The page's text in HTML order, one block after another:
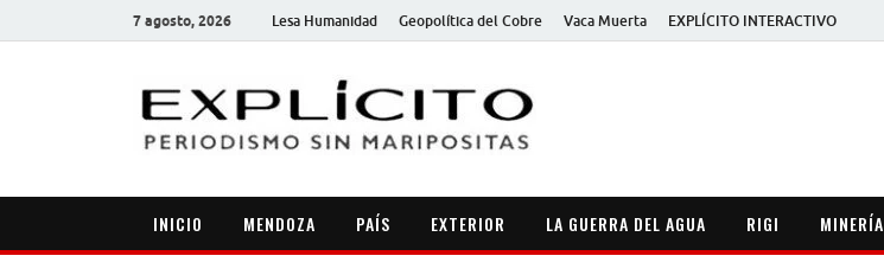
7 agosto, 2026 Lesa Humanidad Geopolítica del Cobre Vaca Muerta EXPLÍCITO INTERACTIVO
INICIO MENDOZA PAÍS EXTERIOR LA GUERRA DEL AGUA RIGI MINERÍA